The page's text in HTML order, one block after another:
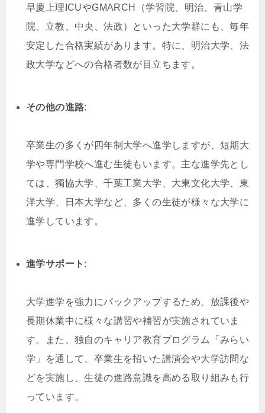
早慶上理ICUやGMARCH（学習院、明治、青山学
院、立教、中央、法政）といった大学群にも、毎年
安定した合格実績があります。特に、明治大学、法
政大学などへの合格者数が目立ちます。
その他の進路:
卒業生の多くが四年制大学へ進学しますが、短期大
学や専門学校へ進む生徒もいます。主な進学先とし
ては、獨協大学、千葉工業大学、大東文化大学、東
洋大学、日本大学など、多くの生徒が様々な大学に
進学しています。
進学サポート :
大学進学を強力にバックアップするため、放課後や
長期休業中に様々な講習や補習が実施されていま
す。また、独自のキャリア教育プログラム「みらい
学」を通して、卒業生を招いた講演会や大学訪問な
どを実施し、生徒の進路意識を高める取り組みも行
っています。